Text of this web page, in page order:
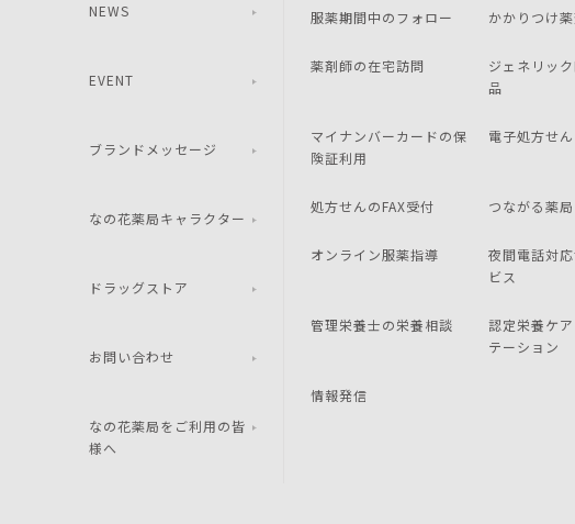
NEWS
EVENT
ブランドメッセージ
なの花薬局キャラクター
ドラッグストア
お問い合わせ
なの花薬局をご利用の皆
様へ
服薬期間中のフォロー かかりつけ
薬剤師の在宅訪問
ジェネリッ
品
マイナンバーカードの保
険証利用
電子処方せん
処方せんのFAX受付 つながる薬局
オンライン服薬指導
夜間電話対
ビス
管理栄養士の栄養相談
認定栄養ケア
テーション
情報発信